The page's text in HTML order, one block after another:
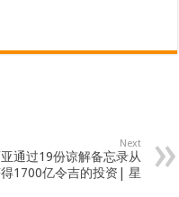
Next
通过19份谅解备忘录从
1700亿令吉的投资| 星